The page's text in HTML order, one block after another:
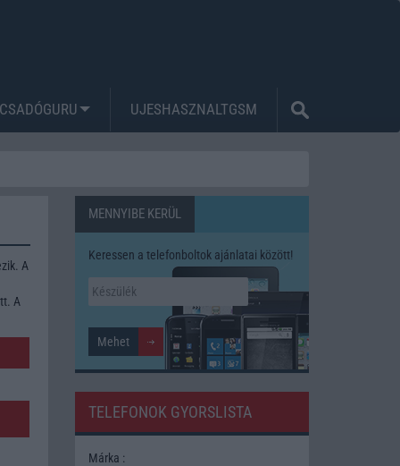
UJESHASZNALTGSM
A
A
MENNYIBE KERÜL
Keressen a telefonboltok ajánlatai között!
TELEFONOK GYORSLISTA
Márka :